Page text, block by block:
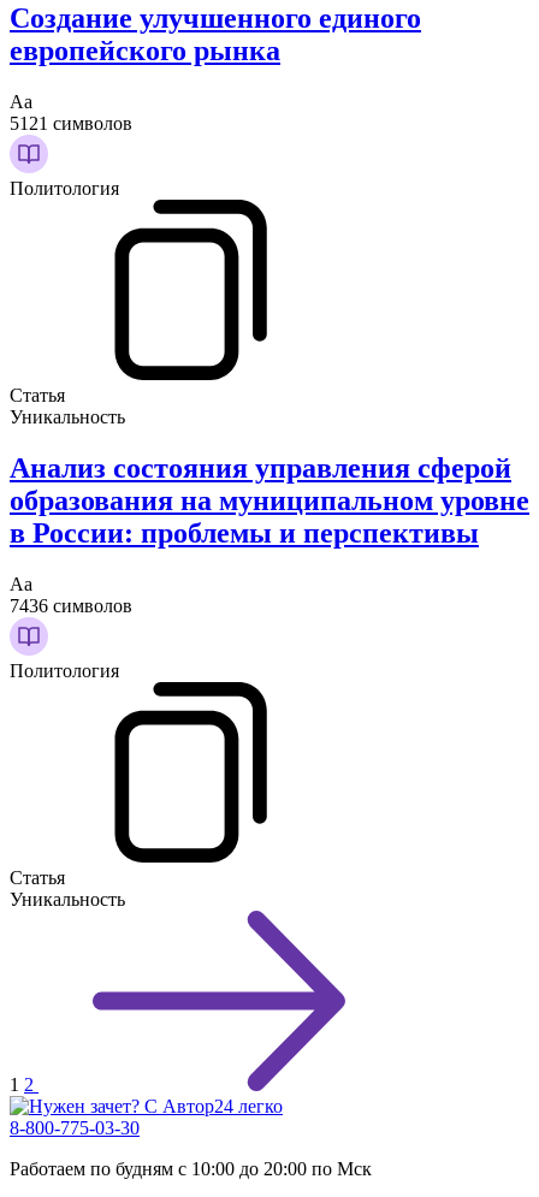
Создание улучшенного единого
европейского рынка
Аа
5121 символов
Политология
Статья
Уникальность
Анализ состояния управления сферой
образования на муниципальном уровне
в России: проблемы и перспективы
Аа
7436 символов
Политология
Статья
Уникальность
1 2
8-800-775-03-30
Работаем по будням с 10:00 до 20:00 по Мск